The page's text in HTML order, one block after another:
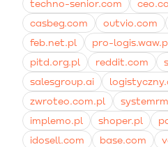
techno-senior.com
casbeg.com
outvio.com
feb.net.pl
pro-
pitd.org.pl
reddit.com
salesgroup.ai
zwroteo.com.pl
implemo.pl
shoper.pl
idosell.com
base.com